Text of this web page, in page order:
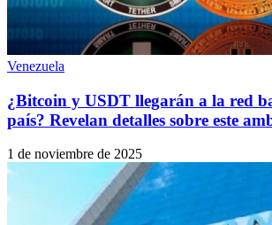
Venezuela
¿Bitcoin y USDT llegarán a la red
país? Revelan detalles sobre este
1 de noviembre de 2025